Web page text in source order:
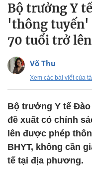
Bộ trưởng Y
'thông tuyến'
70 tuổi trở lên
Võ Thu
Xem các bài viết của
Bộ trưởng Y tế
đề xuất có chính
lên được phép
BHYT, không cần
tế tại địa phương.